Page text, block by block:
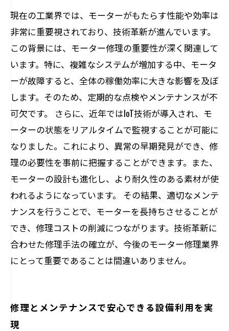
現在の工業界では、モーターがもたらす性能や効率は
非常に重要視されており、技術革新が進んでいます。
この背景には、モーター修理の重要性が深く関連して
います。特に、複雑なシステムが増加する中、モータ
ーが故障すると、全体の稼働効率に大きな影響を及ぼ
します。そのため、定期的な点検やメンテナンスが不
可欠です。 さらに、近年ではIoT技術が導入され、モ
ーターの状態をリアルタイムで監視することが可能に
なりました。これにより、異常の早期発見ができ、修
理の必要性を事前に把握することができます。また、
モーターの設計も進化し、より耐久性のある素材が使
われるようになっています。 その結果、適切なメンテ
ナンスを行うことで、モーターを長持ちさせることが
でき、修理コストの削減につながります。技術革新に
合わせた修理手法の確立が、今後のモーター修理業界
にとって重要であることは間違いありません。
修理とメンテナンスで安心できる設備利用を実
現